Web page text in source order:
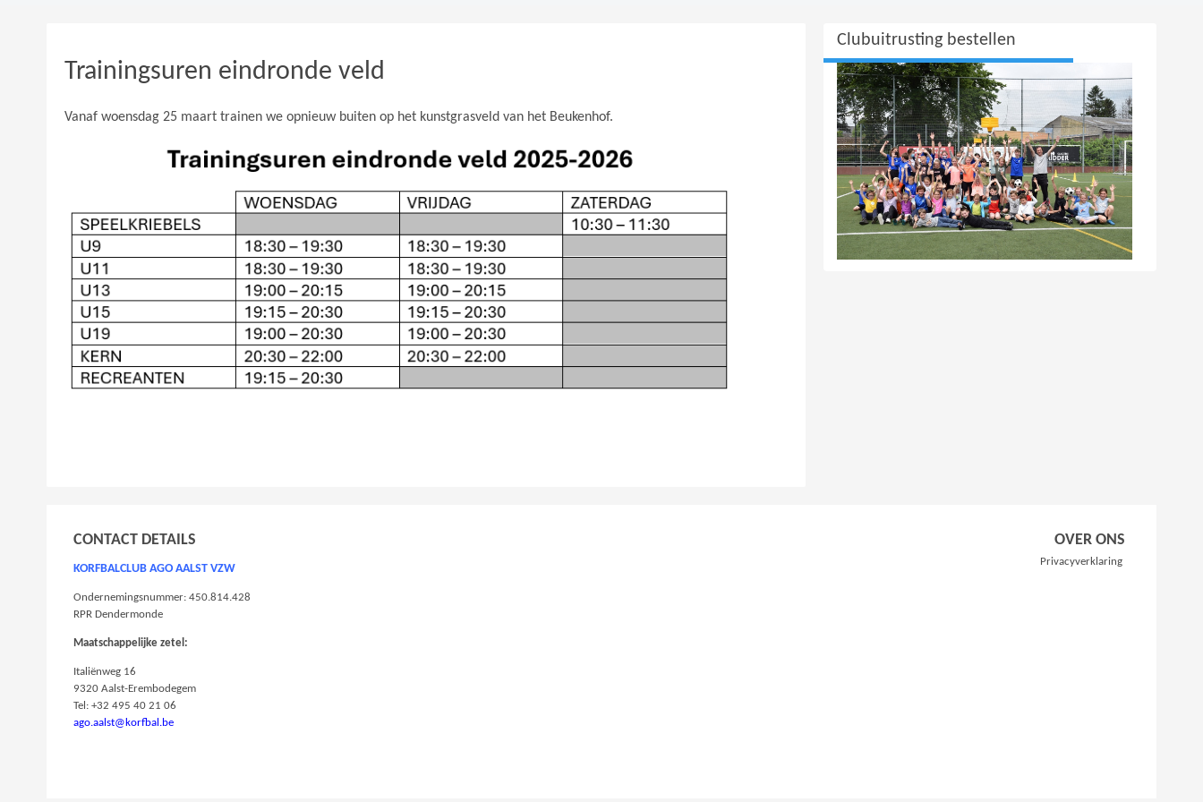
Trainingsuren eindronde veld
Vanaf woensdag 25 maart trainen we opnieuw buiten op het kunstgrasveld van het Beukenhof.
Clubuitrusting bestellen
OVER ONS
Privacyverklaring
CONTACT DETAILS
KORFBALCLUB AGO AALST VZW
Ondernemingsnummer: 450.814.428
RPR Dendermonde
Maatschappelijke zetel:
Italiënweg 16
9320 Aalst-Erembodegem
Tel: +32 495 40 21 06
ago.aalst@korfbal.be